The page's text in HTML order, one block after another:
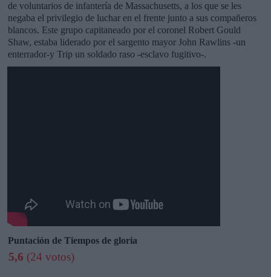
de voluntarios de infantería de Massachusetts, a los que se les
negaba el privilegio de luchar en el frente junto a sus compañeros
blancos. Este grupo capitaneado por el coronel Robert Gould
Shaw, estaba liderado por el sargento mayor John Rawlins -un
enterrador-y Trip un soldado raso -esclavo fugitivo-.
Puntación de Tiempos de gloria
5,6 (24 votos)